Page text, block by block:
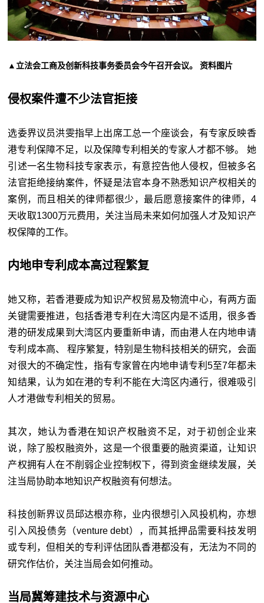
▲立法会工商及创新科技事务委员会今午召开会议。 资料图片
侵权案件遭不少法官拒接
选委界议员洪雯指早上出席工总一个座谈会，有专家反映香
港专利保障不足，以及保障专利相关的专家人才都不够。 她
引述一名生物科技专家表示，有意控告他人侵权，但被多名
法官拒绝接纳案件，怀疑是法官本身不熟悉知识产权相关的
案例，而且相关的律师都很少，最后愿意接案件的律师，4
天收取1300万元费用，关注当局未来如何加强人才及知识产
权保障的工作。
内地申专利成本高过程繁复
她又称，若香港要成为知识产权贸易及物流中心，有两方面
关键需要推进，包括香港专利在大湾区内是不适用，很多香
港的研发成果到大湾区内要重新申请，而由港人在内地申请
专利成本高、 程序繁复，特别是生物科技相关的研究，会面
对很大的不确定性，指有专家曾在内地申请专利5至7年都未
知结果，认为如在港的专利不能在大湾区内通行，很难吸引
人才港做专利相关的贸易。
其次，她认为香港在知识产权融资不足，对于初创企业来
说，除了股权融资外，这是一个很重要的融资渠道，让知识
产权拥有人在不削弱企业控制权下，得到资金继续发展，关
注当局协助本地知识产权融资有何想法。
科技创新界议员邱达根亦称，业内很想引入风投机构，亦想
引入风投债务（venture debt），而其抵押品需要科技发明
或专利，但相关的专利评估团队香港都没有，无法为不同的
研究作估价，关注当局会如何推动。
当局冀筹建技术与资源中心